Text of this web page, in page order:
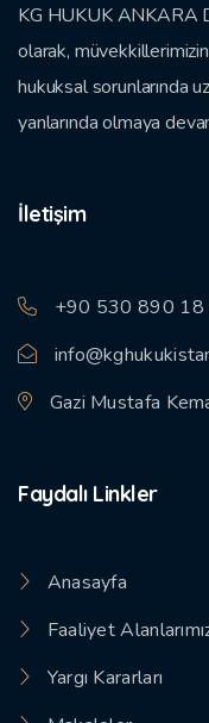
KG HUKUK ANKARA
olarak,
hukuksal sorunlarında
yanlarında olmaya
İletişim
+90 530 890 18
Gazi Mustafa
Faydalı Linkler
Anasayfa
Faaliyet
Yargı Kararları